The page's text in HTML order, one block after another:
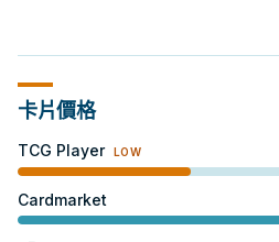
卡片價格
TCG Player LOW
Cardmarket